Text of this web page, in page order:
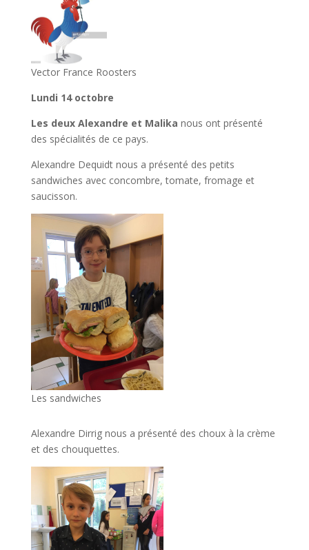
Vector France Roosters
Lundi 14 octobre
Les deux Alexandre et Malika nous ont présenté
des spécialités de ce pays.
Alexandre Dequidt nous a présenté des petits
sandwiches avec concombre, tomate, fromage et
saucisson.
Les sandwiches
Alexandre Dirrig nous a présenté des choux à la crème
et des chouquettes.